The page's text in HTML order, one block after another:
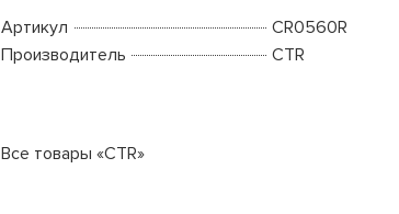
Артикул
CR0560R
Производитель
CTR
Все товары «CTR»